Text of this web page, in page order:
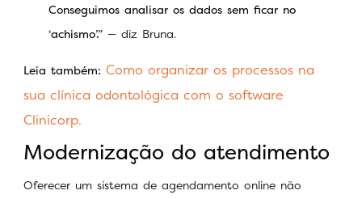
Conseguimos analisar os dados sem ficar no
‘achismo’.” — diz Bruna.
Leia também: Como organizar os processos na
sua clínica odontológica com o software
Clinicorp.
Modernização do atendimento
Oferecer um sistema de agendamento online não